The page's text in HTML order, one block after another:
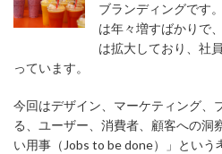
ブランディングです
は年々増すばかりで
は拡大しており、社
っています。
今回はデザイン、マーケティング、
る、ユーザー、消費者、顧客への洞
い用事（Jobs to be done）」という